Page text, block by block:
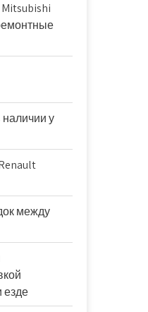
наличии у
между
езде